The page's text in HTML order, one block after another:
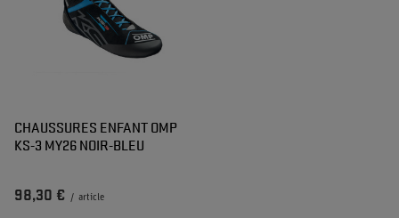
CHAUSSURES ENFANT OMP
KS-3 MY26 NOIR-BLEU
98,30 € / article